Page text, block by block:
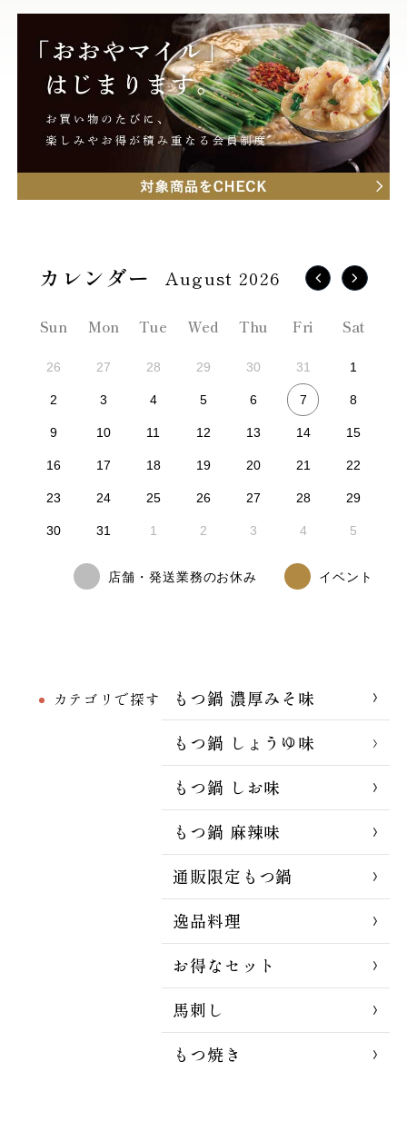
カテゴリで探す
もつ鍋 濃厚みそ味
もつ鍋 しょうゆ味
もつ鍋 しお味
もつ鍋 麻辣味
通販限定もつ鍋
逸品料理
お得なセット
馬刺し
もつ焼き
August 2026
Sun Mon Tue Wed Thu Fri Sat
26 27 28 29 30 31 1
2 3 4 5 6 7 8
9 10 11 12 13 14 15
16 17 18 19 20 21 22
23 24 25 26 27 28 29
30 31 1 2 3 4 5
店舗・発送業務のお休み イベント